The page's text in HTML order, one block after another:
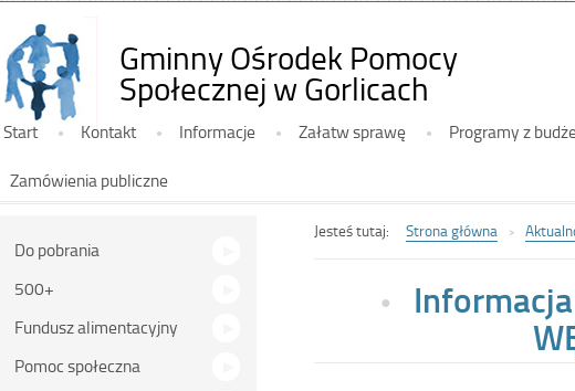
Gminny Ośrodek Pomocy
Społecznej w Gorlicach
Informacja
w
Górne
Start Kontakt Informacje Załatw sprawę Programy z
Zamówienia publiczne
skróty
Do pobrania
500+
Fundusz alimentacyjny
Pomoc społeczna
Jesteś tutaj: Strona główna